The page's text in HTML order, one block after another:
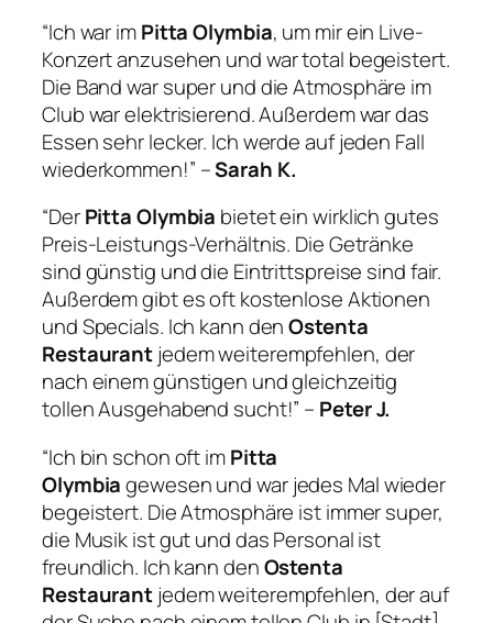
“Ich war imPitta Olymbia, um mir ein Live-
Konzert anzusehen und war total begeistert.
Die Band war super und die Atmosphäre im
Club war elektrisierend. Außerdem war das
Essen sehr lecker. Ich werde auf jeden Fall
wiederkommen!” –Sarah K.
“DerPitta Olymbia bietet ein wirklich gutes
Preis-Leistungs-Verhältnis. Die Getränke
sind günstig und die Eintrittspreise sind fair.
Außerdem gibt es oft kostenlose Aktionen
und Specials. Ich kann denOstenta
Restaurantjedem weiterempfehlen, der
nach einem günstigen und gleichzeitig
tollen Ausgehabend sucht!” – Peter J.
“Ich bin schon oft imPitta
Olymbia gewesen und war jedes Mal wieder
begeistert. Die Atmosphäre ist immer super,
die Musik ist gut und das Personal ist
freundlich. Ich kann denOstenta
Restaurantjedem weiterempfehlen, der auf